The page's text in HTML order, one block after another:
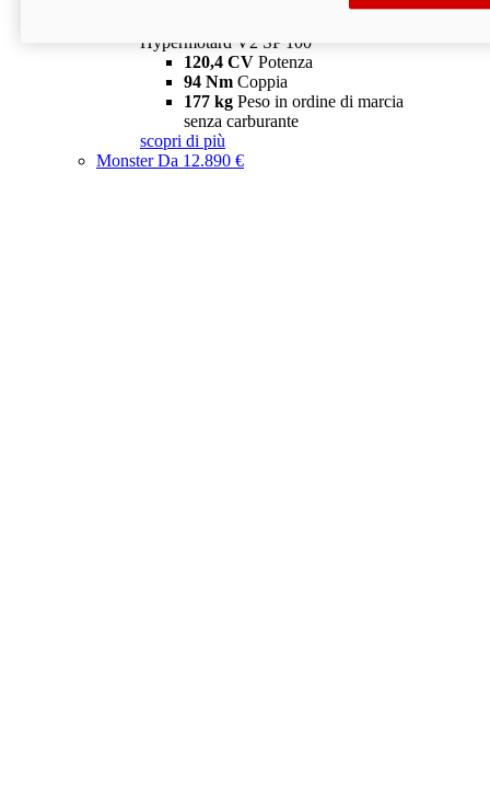
Hypermotard V2 SP 100
120,4 CV Potenza
94 Nm Coppia
177 kg Peso in ordine di marcia
senza carburante
scopri di più
MonsterDa 12.890 €